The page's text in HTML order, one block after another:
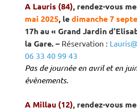
A Lauris (84), rendez-vous
mai 2025, ledimanche 7
17hau « Grand Jardin
la Gare.– Réservation :
06 33 40 99 43
Pas de journée en avril et en
évènements.
A Millau (12), rendez-vous